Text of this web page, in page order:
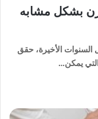
بشكل مشابه
السنوات الأخيرة، حقق
التي يمكن…